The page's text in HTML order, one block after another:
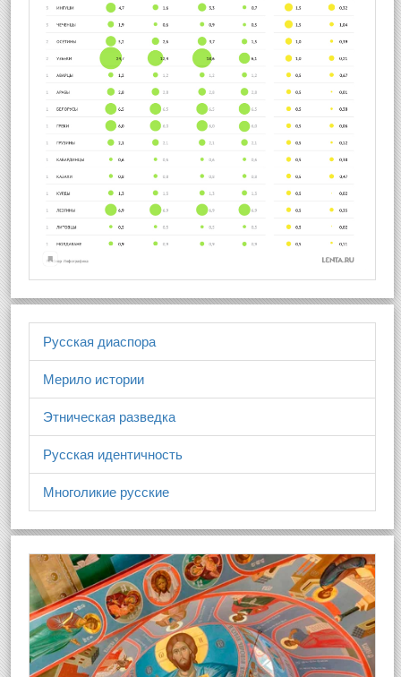
Русская диаспора
Мерило истории
Этническая разведка
Русская идентичность
Многоликие русские